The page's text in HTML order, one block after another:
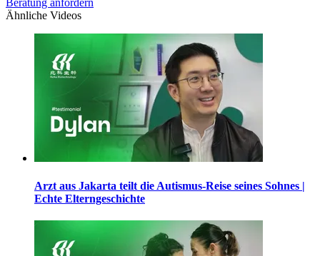
Ähnliche Videos
Arzt aus Jakarta teilt die Autismus-Reise seines Sohnes |
Echte Elterngeschichte